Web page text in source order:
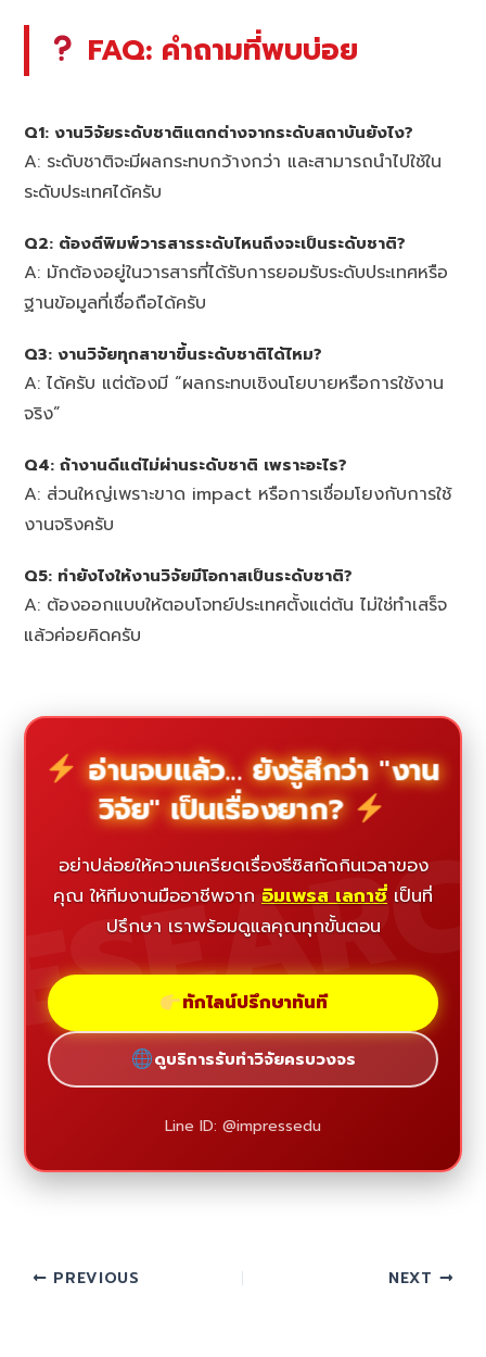
FAQ: คำถามที่พบบ่อย
Q1: งานวิจัยระดับชาติแตกต่างจากระดับสถาบันยังไง?
A: ระดับชาติจะมีผลกระทบกว้างกว่า และสามารถนำไปใช้ใน
ระดับประเทศได้ครับ
Q2: ต้องตีพิมพ์วารสารระดับไหนถึงจะเป็นระดับชาติ?
A: มักต้องอยู่ในวารสารที่ได้รับการยอมรับระดับประเทศหรือ
ฐานข้อมูลที่เชื่อถือได้ครับ
Q3: งานวิจัยทุกสาขาขึ้นระดับชาติได้ไหม?
A: ได้ครับ แต่ต้องมี “ผลกระทบเชิงนโยบายหรือการใช้งาน
จริง”
Q4: ถ้างานดีแต่ไม่ผ่านระดับชาติ เพราะอะไร?
A: ส่วนใหญ่เพราะขาด impact หรือการเชื่อมโยงกับการใช้
งานจริงครับ
Q5: ทำยังไงให้งานวิจัยมีโอกาสเป็นระดับชาติ?
A: ต้องออกแบบให้ตอบโจทย์ประเทศตั้งแต่ต้น ไม่ใช่ทำเสร็จ
แล้วค่อยคิดครับ
อ่านจบแล้ว... ยังรู้สึกว่า "งาน
วิจัย" เป็นเรื่องยาก?
อย่าปล่อยให้ความเครียดเรื่องธีซิสกัดกินเวลาของ
คุณ ให้ทีมงานมืออาชีพจาก อิมเพรส เลกาซี่ เป็นที่
ปรึกษา เราพร้อมดูแลคุณทุกขั้นตอน
ทักไลน์ปรึกษาทันที
ดูบริการรับทำวิจัยครบวงจร
Line ID: @impressedu
PREVIOUS NEXT